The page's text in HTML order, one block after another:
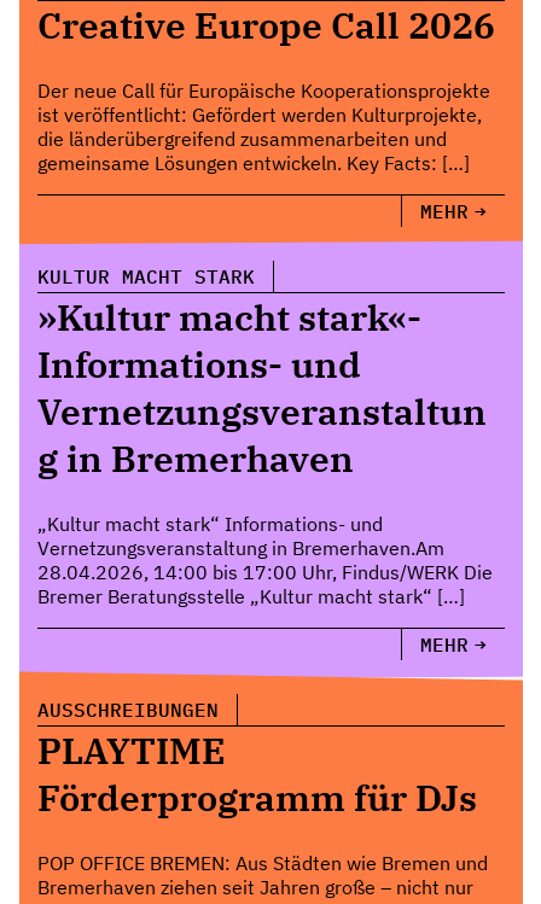
Creative Europe Call 2026
Der neue Call für Europäische Kooperationsprojekte
ist veröffentlicht: Gefördert werden Kulturprojekte,
die länderübergreifend zusammenarbeiten und
gemeinsame Lösungen entwickeln. Key Facts: […]
MEHR
KULTUR MACHT STARK
»Kultur macht stark«-
Informations- und
Vernetzungsveranstaltun
g in Bremerhaven
„Kultur macht stark“ Informations- und
Vernetzungsveranstaltung in Bremerhaven.Am
28.04.2026, 14:00 bis 17:00 Uhr, Findus/WERK Die
Bremer Beratungsstelle „Kultur macht stark“ […]
MEHR
AUSSCHREIBUNGEN
PLAYTIME
Förderprogramm für DJs
POP OFFICE BREMEN: Aus Städten wie Bremen und
Bremerhaven ziehen seit Jahren große – nicht nur